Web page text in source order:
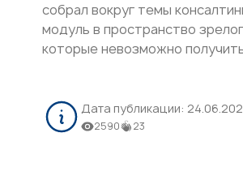
собрал вокруг темы
модуль в пространство
которые невозможно
Дата публикации:
2590 23